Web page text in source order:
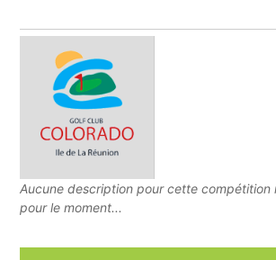
Aucune description pour cette compétition
pour le moment...